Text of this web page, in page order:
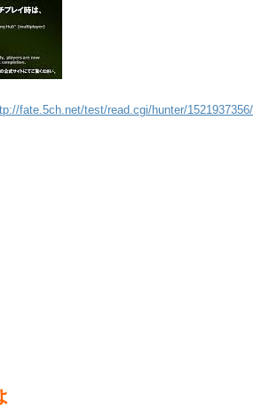
fate.5ch.net/test/read.cgi/hunter/1521937356/